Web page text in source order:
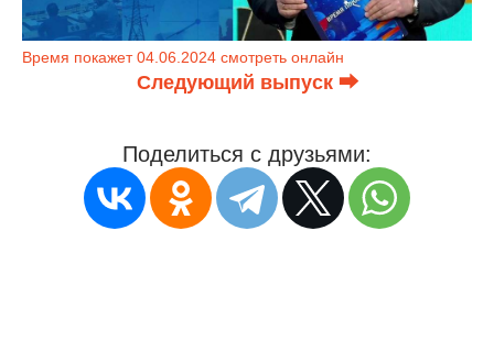
Время покажет 04.06.2024 смотреть онлайн
Следующий выпуск ⮕
Поделиться с друзьями: